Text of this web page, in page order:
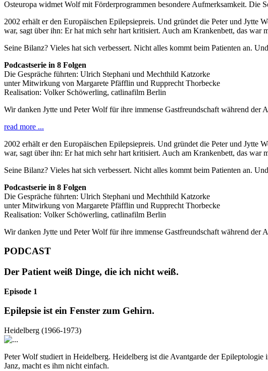
Osteuropa widmet Wolf mit Förderprogrammen besondere Aufmerksamkeit. Die
2002 erhält er den Europäischen Epilepsiepreis. Und gründet die Peter und
war, sagt über ihn: Er hat mich sehr hart kritisiert. Auch am Krankenbett, das war
Seine Bilanz? Vieles hat sich verbessert. Nicht alles kommt beim Patienten an.
Podcastserie in 8 Folgen
Die Gespräche führten: Ulrich Stephani und Mechthild Katzorke
unter Mitwirkung von Margarete Pfäfflin und Rupprecht Thorbecke
Realisation: Volker Schöwerling, catlinafilm Berlin
Wir danken Jytte und Peter Wolf für ihre immense Gastfreundschaft während der
read more ...
2002 erhält er den Europäischen Epilepsiepreis. Und gründet die Peter und
war, sagt über ihn: Er hat mich sehr hart kritisiert. Auch am Krankenbett, das war
Seine Bilanz? Vieles hat sich verbessert. Nicht alles kommt beim Patienten an.
Podcastserie in 8 Folgen
Die Gespräche führten: Ulrich Stephani und Mechthild Katzorke
unter Mitwirkung von Margarete Pfäfflin und Rupprecht Thorbecke
Realisation: Volker Schöwerling, catlinafilm Berlin
Wir danken Jytte und Peter Wolf für ihre immense Gastfreundschaft während der
PODCAST
Der Patient weiß Dinge, die ich nicht weiß.
Episode 1
Epilepsie ist ein Fenster zum Gehirn.
Heidelberg (1966-1973)
Peter Wolf studiert in Heidelberg. Heidelberg ist die Avantgarde der
Janz, macht es ihm nicht einfach.